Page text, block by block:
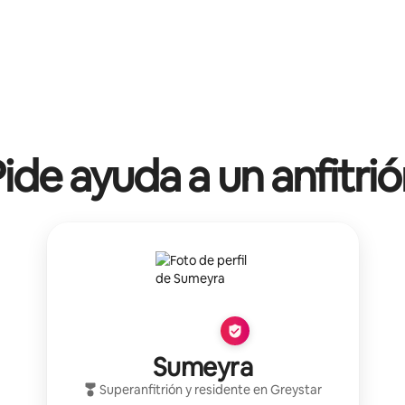
ayuda a un
Sumeyra
Superanfitrióny residente enGreystar